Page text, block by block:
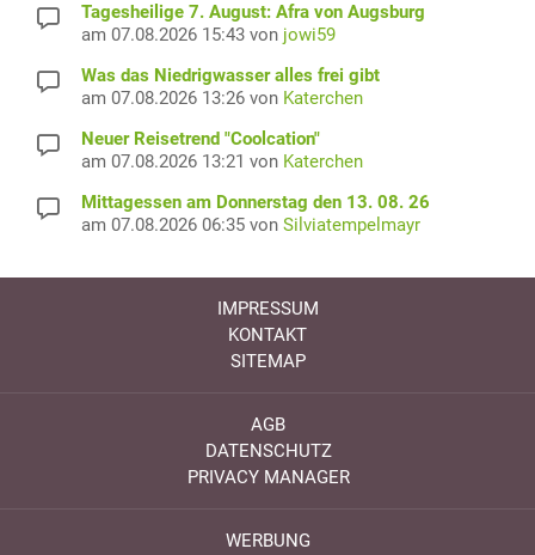
Tagesheilige 7. August: Afra von Augsburg
am 07.08.2026 15:43 von jowi59
Was das Niedrigwasser alles frei gibt
am 07.08.2026 13:26 von Katerchen
Neuer Reisetrend "Coolcation"
am 07.08.2026 13:21 von Katerchen
Mittagessen am Donnerstag den 13. 08. 26
am 07.08.2026 06:35 von Silviatempelmayr
IMPRESSUM
KONTAKT
SITEMAP
AGB
DATENSCHUTZ
PRIVACY MANAGER
WERBUNG